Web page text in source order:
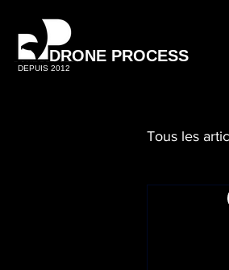
DRONE PROCESS
DEPUIS 2012
Tous les